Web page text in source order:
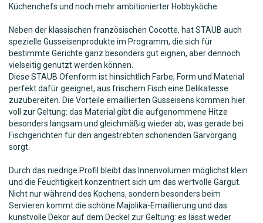
Küchenchefs und noch mehr ambitionierter Hobbyköche.
Neben der klassischen französischen Cocotte, hat STAUB auch
spezielle Gusseisenprodukte im Programm, die sich für
bestimmte Gerichte ganz besonders gut eignen, aber dennoch
vielseitig genutzt werden können.
Diese STAUB Ofenform ist hinsichtlich Farbe, Form und Material
perfekt dafür geeignet, aus frischem Fisch eine Delikatesse
zuzubereiten. Die Vorteile emaillierten Gusseisens kommen hier
voll zur Geltung: das Material gibt die aufgenommene Hitze
besonders langsam und gleichmäßig wieder ab, was gerade bei
Fischgerichten für den angestrebten schonenden Garvorgang
sorgt.
Durch das niedrige Profil bleibt das Innenvolumen möglichst klein
und die Feuchtigkeit konzentriert sich um das wertvolle Gargut.
Nicht nur während des Kochens, sondern besonders beim
Servieren kommt die schöne Majolika-Emaillierung und das
kunstvolle Dekor auf dem Deckel zur Geltung: es lässt weder